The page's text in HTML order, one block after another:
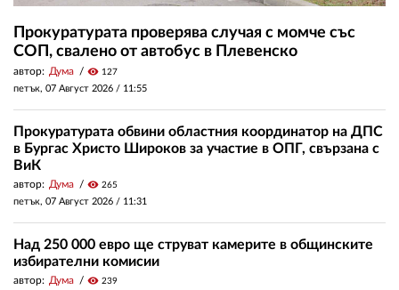
Прокуратурата проверява случая с момче със
СОП, свалено от автобус в Плевенско
автор: Дума visibility 127
петък, 07 Август 2026 / 11:55
Прокуратурата обвини областния координатор на ДПС
в Бургас Христо Широков за участие в ОПГ, свързана с
ВиК
автор: Дума visibility 265
петък, 07 Август 2026 / 11:31
Над 250 000 евро ще струват камерите в общинските
избирателни комисии
автор: Дума visibility 239